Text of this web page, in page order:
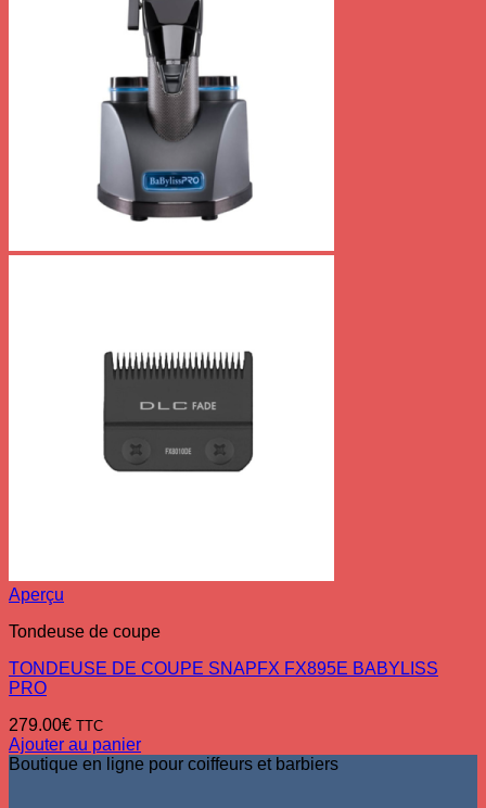
Aperçu
Tondeuse de coupe
TONDEUSE DE COUPE SNAPFX FX895E BABYLISS
PRO
279.00€ TTC
Ajouter au panier
Boutique en ligne pour coiffeurs et barbiers